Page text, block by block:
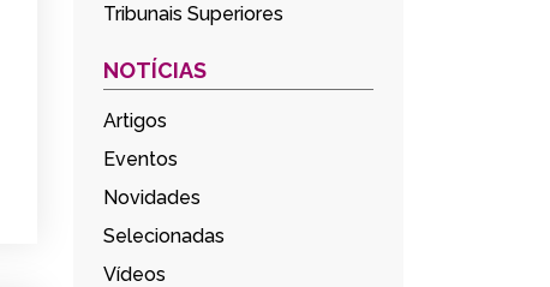
Tribunais Superiores
NOTÍCIAS
Artigos
Eventos
Novidades
Selecionadas
Vídeos